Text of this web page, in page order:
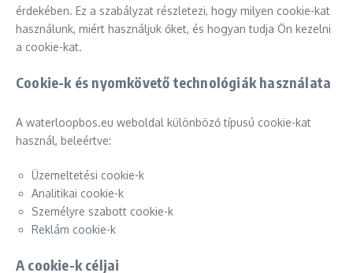
érdekében. Ez a szabályzat részletezi, hogy milyen cookie-kat
használunk, miért használjuk őket, és hogyan tudja Ön kezelni
a cookie-kat.
Cookie-k és nyomkövető technológiák használata
A waterloopbos.eu weboldal különböző típusú cookie-kat
használ, beleértve:
Üzemeltetési cookie-k
Analitikai cookie-k
Személyre szabott cookie-k
Reklám cookie-k
A cookie-k céljai